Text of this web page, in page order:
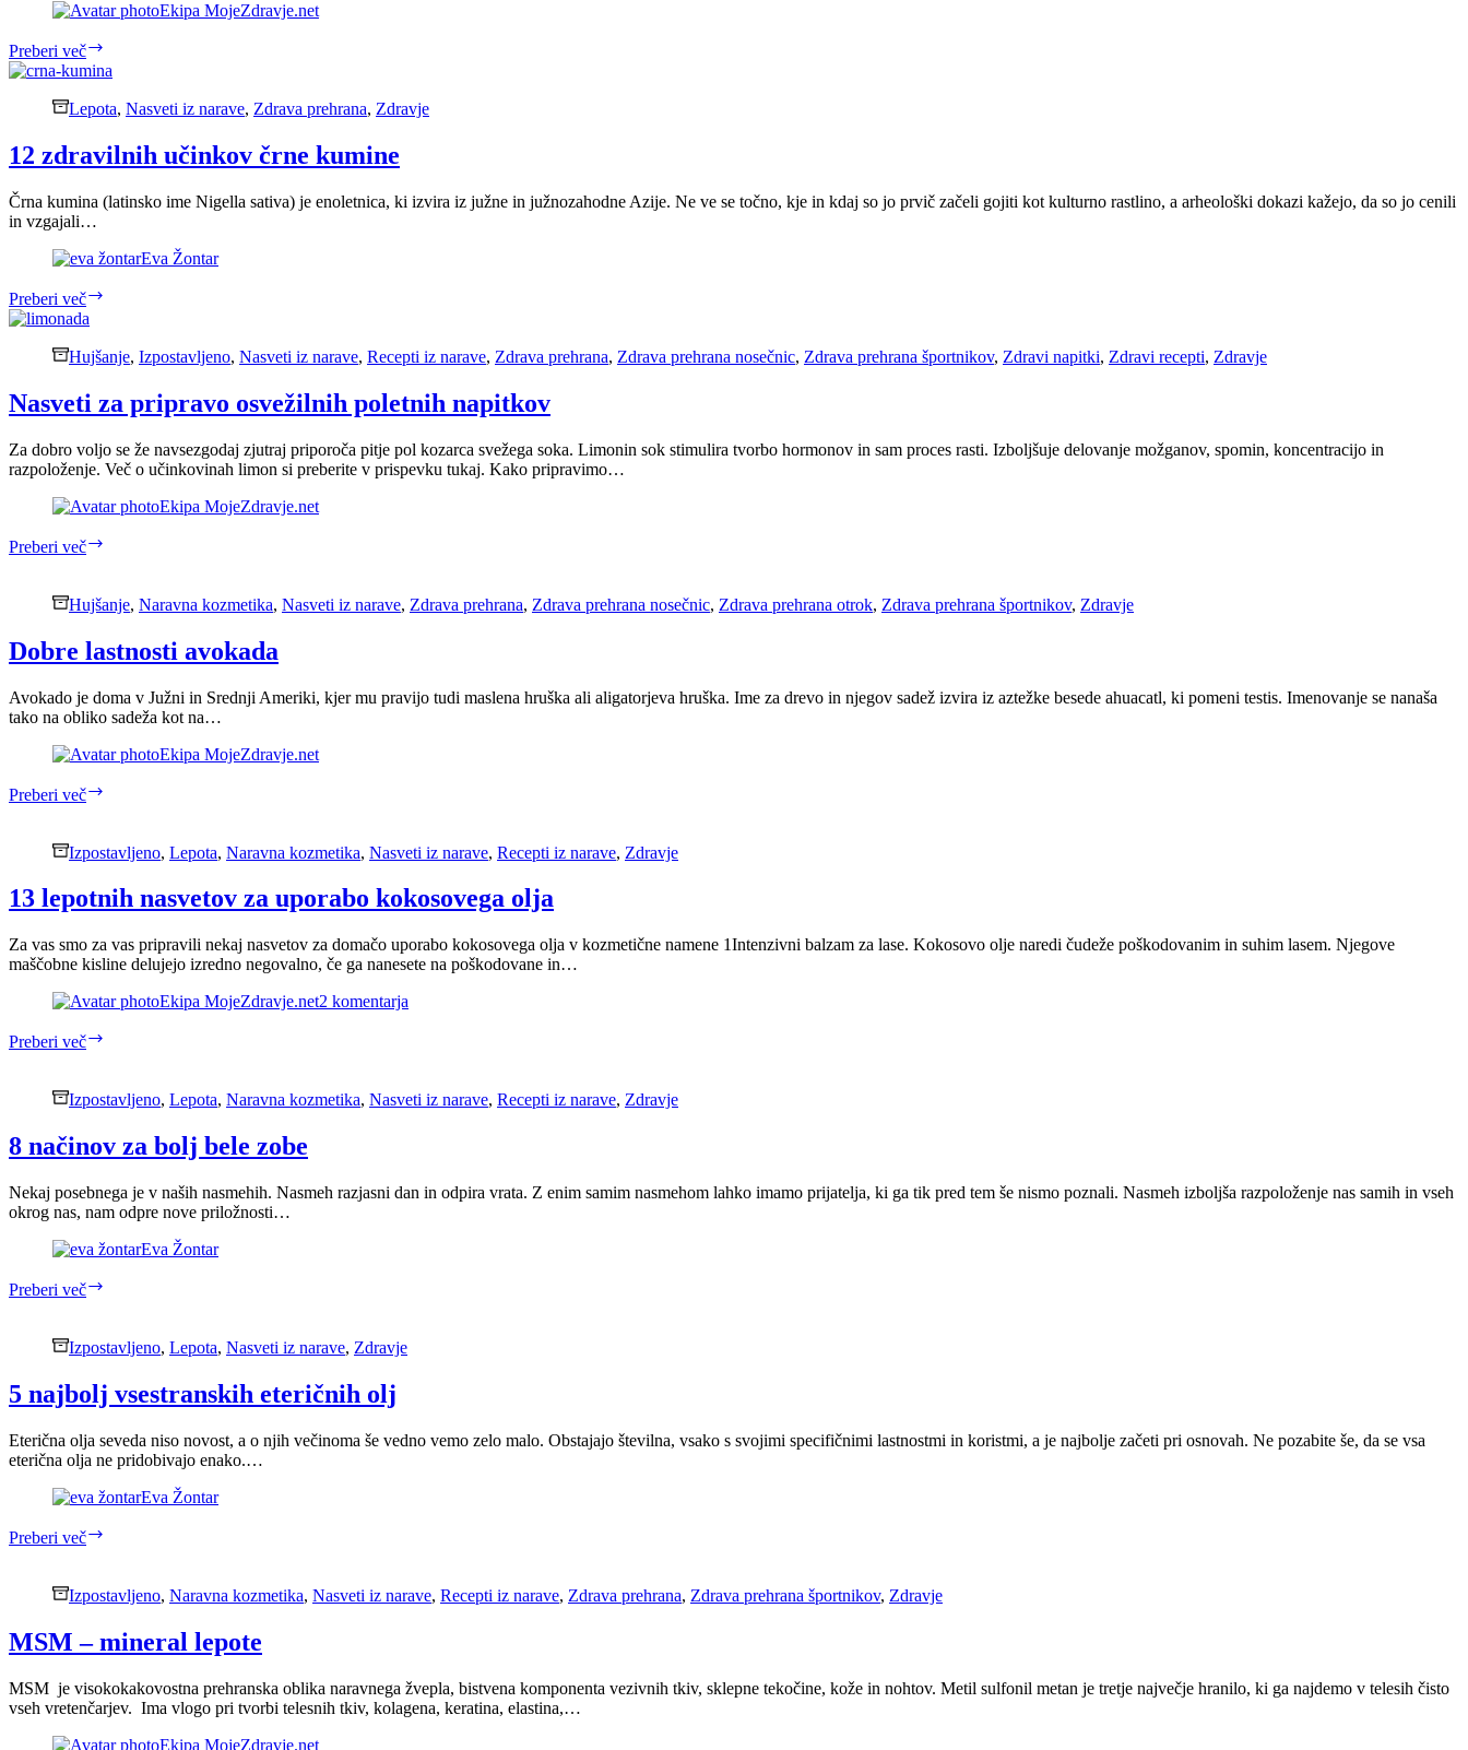
Ekipa MojeZdravje.net
Preberi več
–
začimba
Lepota, Nasveti iz narave, Zdrava prehrana, Zdravje
12 zdravilnih učinkov črne kumine
Črna kumina (latinsko ime Nigella sativa) je enoletnica, ki izvira iz južne in južnozahodne Azije. Ne ve se točno, kje in kdaj so jo prvič začeli gojiti kot kulturno rastlino, a arheološki dokazi kažejo, da so jo cenili
in vzgajali…
Eva Žontar
Preberi več
črne
Hujšanje, Izpostavljeno, Nasveti iz narave, Recepti iz narave, Zdrava prehrana, Zdrava prehrana nosečnic, Zdrava prehrana športnikov, Zdravi napitki, Zdravi recepti, Zdravje
Nasveti za pripravo osvežilnih poletnih napitkov
Za dobro voljo se že navsezgodaj zjutraj priporoča pitje pol kozarca svežega soka. Limonin sok stimulira tvorbo hormonov in sam proces rasti. Izboljšuje delovanje možganov, spomin, koncentracijo in
razpoloženje. Več o učinkovinah limon si preberite v prispevku tukaj. Kako pripravimo…
Ekipa MojeZdravje.net
Preberi več
osvežilnih
napitkov
Hujšanje, Naravna kozmetika, Nasveti iz narave, Zdrava prehrana, Zdrava prehrana nosečnic, Zdrava prehrana otrok, Zdrava prehrana športnikov, Zdravje
Dobre lastnosti avokada
Avokado je doma v Južni in Srednji Ameriki, kjer mu pravijo tudi maslena hruška ali aligatorjeva hruška. Ime za drevo in njegov sadež izvira iz aztežke besede ahuacatl, ki pomeni testis. Imenovanje se nanaša
tako na obliko sadeža kot na…
Ekipa MojeZdravje.net
Preberi več
Izpostavljeno, Lepota, Naravna kozmetika, Nasveti iz narave, Recepti iz narave, Zdravje
13 lepotnih nasvetov za uporabo kokosovega olja
Za vas smo za vas pripravili nekaj nasvetov za domačo uporabo kokosovega olja v kozmetične namene 1Intenzivni balzam za lase. Kokosovo olje naredi čudeže poškodovanim in suhim lasem. Njegove
maščobne kisline delujejo izredno negovalno, če ga nanesete na poškodovane in…
Ekipa MojeZdravje.net2 komentarja
Preberi več
za
kokosovega
olja
Izpostavljeno, Lepota, Naravna kozmetika, Nasveti iz narave, Recepti iz narave, Zdravje
8 načinov za bolj bele zobe
Nekaj posebnega je v naših nasmehih. Nasmeh razjasni dan in odpira vrata. Z enim samim nasmehom lahko imamo prijatelja, ki ga tik pred tem še nismo poznali. Nasmeh izboljša razpoloženje nas samih in vseh
okrog nas, nam odpre nove priložnosti…
Eva Žontar
Preberi več
bolj
zobe
Izpostavljeno, Lepota, Nasveti iz narave, Zdravje
5 najbolj vsestranskih eteričnih olj
Eterična olja seveda niso novost, a o njih večinoma še vedno vemo zelo malo. Obstajajo številna, vsako s svojimi specifičnimi lastnostmi in koristmi, a je najbolje začeti pri osnovah. Ne pozabite še, da se vsa
eterična olja ne pridobivajo enako.…
Eva Žontar
Preberi več
eteričnih
Izpostavljeno, Naravna kozmetika, Nasveti iz narave, Recepti iz narave, Zdrava prehrana, Zdrava prehrana športnikov, Zdravje
MSM – mineral lepote
MSM je visokokakovostna prehranska oblika naravnega žvepla, bistvena komponenta vezivnih tkiv, sklepne tekočine, kože in nohtov. Metil sulfonil metan je tretje največje hranilo, ki ga najdemo v telesih čisto
vseh vretenčarjev. Ima vlogo pri tvorbi telesnih tkiv, kolagena, keratina, elastina,…
Ekipa MojeZdravje.net